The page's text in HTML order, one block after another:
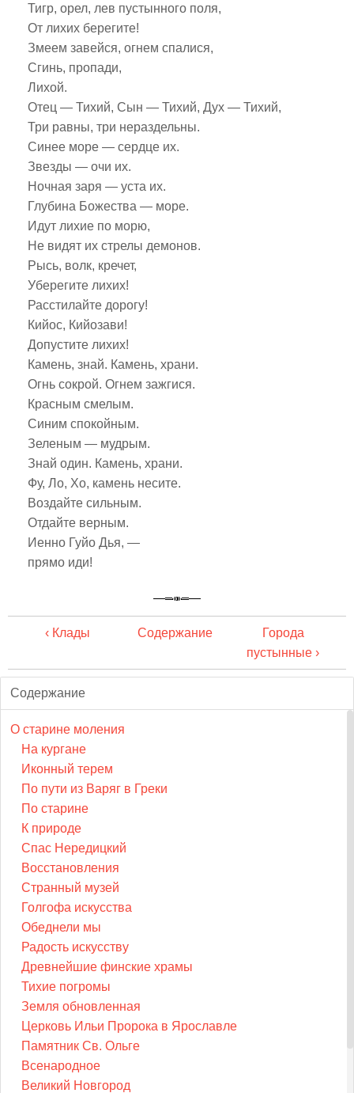
Тигр, орел, лев пустынного поля,
От лихих берегите!
Змеем завейся, огнем спалися,
Сгинь, пропади,
Лихой.
Отец — Тихий, Сын — Тихий, Дух — Тихий,
Три равны, три нераздельны.
Синее море — сердце их.
Звезды — очи их.
Ночная заря — уста их.
Глубина Божества — море.
Идут лихие по морю,
Не видят их стрелы демонов.
Рысь, волк, кречет,
Уберегите лихих!
Расстилайте дорогу!
Кийос, Кийозави!
Допустите лихих!
Камень, знай. Камень, храни.
Огнь сокрой. Огнем зажгися.
Красным смелым.
Синим спокойным.
Зеленым — мудрым.
Знай один. Камень, храни.
Фу, Ло, Хо, камень несите.
Воздайте сильным.
Отдайте верным.
Иенно Гуйо Дья, —
прямо иди!
‹ Клады Содержание
Города
пустынные ›
Содержание
О старине моления
На кургане
Иконный терем
По пути из Варяг в Греки
По старине
К природе
Спас Нередицкий
Восстановления
Странный музей
Голгофа искусства
Обеднели мы
Радость искусству
Древнейшие финские храмы
Тихие погромы
Земля обновленная
Церковь Ильи Пророка в Ярославле
Памятник Св. Ольге
Всенародное
Великий Новгород